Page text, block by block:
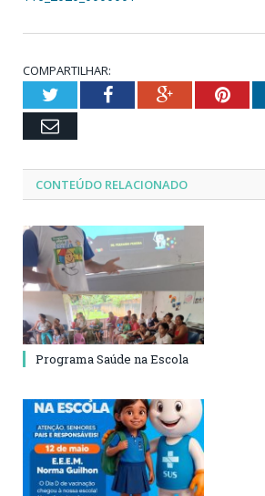
COMPARTILHAR:
TwitterFacebookGoogle+
Email
CONTEÚDO RELACIONADO
Programa Saúde na Escola